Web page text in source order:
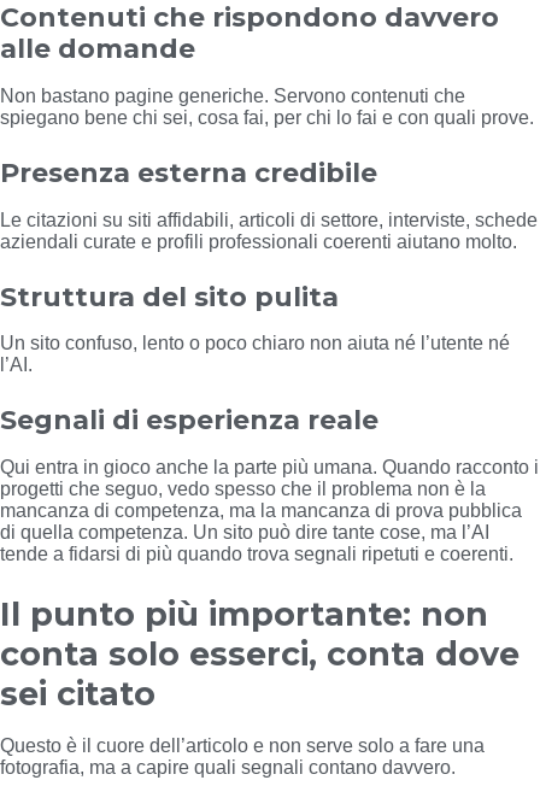
Contenuti che rispondono davvero
alle domande
Non bastano pagine generiche. Servono contenuti che
spiegano bene chi sei, cosa fai, per chi lo fai e con quali prove.
Presenza esterna credibile
Le citazioni su siti affidabili, articoli di settore, interviste, schede
aziendali curate e profili professionali coerenti aiutano molto.
Struttura del sito pulita
Un sito confuso, lento o poco chiaro non aiuta né l’utente né
l’AI.
Segnali di esperienza reale
Qui entra in gioco anche la parte più umana. Quando racconto i
progetti che seguo, vedo spesso che il problema non è la
mancanza di competenza, ma la mancanza di prova pubblica
di quella competenza. Un sito può dire tante cose, ma l’AI
tende a fidarsi di più quando trova segnali ripetuti e coerenti.
Il punto più importante: non
conta solo esserci, conta dove
sei citato
Questo è il cuore dell’articolo e non serve solo a fare una
fotografia, ma a capire quali segnali contano davvero.